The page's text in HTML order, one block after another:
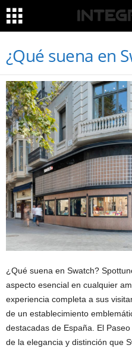
¿Qué suena en
¿Qué suena en Swatch?
aspecto esencial en cualquier
experiencia completa a sus
de un establecimiento
destacadas de España. El
de la elegancia y distinción que